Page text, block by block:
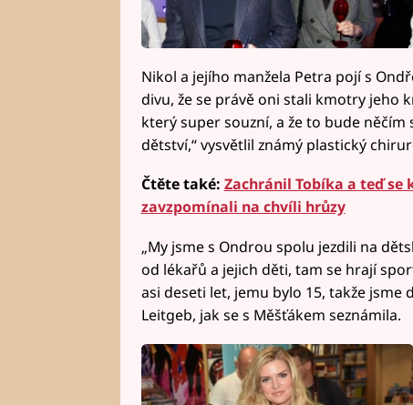
Nikol a jejího manžela Petra pojí s
divu, že se právě oni stali kmotry jeho
který super souzní, a že to bude
dětství,“ vysvětlil známý plastický
Čtěte také: Zachránil Tobíka a teď se
zavzpomínali na chvíli hrůzy
„My jsme s Ondrou spolu jezdili na
od lékařů a jejich děti, tam se hrají
asi deseti let, jemu bylo 15, takže
Leitgeb, jak se s Měšťákem seznámila.